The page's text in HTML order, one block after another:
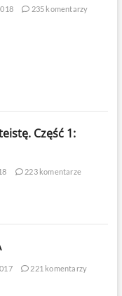
235 komentarzy
Część 1:
223 komentarze
221 komentarzy